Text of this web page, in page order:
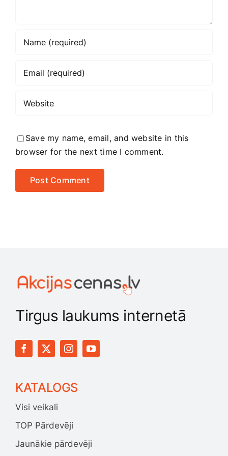
Save my name, email, and website in this
browser for the next time I comment.
Tirgus laukums internetā
KATALOGS
Visi veikali
TOP Pārdevēji
Jaunākie pārdevēji